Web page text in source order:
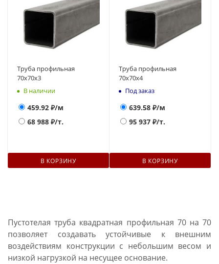
Труба профильная
70х70х3
В наличии
459.92 ₽/м
68 988 ₽/т.
В КОРЗИНУ
Труба профильная
70х70х4
Под заказ
639.58 ₽/м
95 937 ₽/т.
В КОРЗИНУ
Пустотелая труба квадратная профильная 70 на 70
позволяет создавать устойчивые к внешним
воздействиям конструкции с небольшим весом и
низкой нагрузкой на несущее основание.